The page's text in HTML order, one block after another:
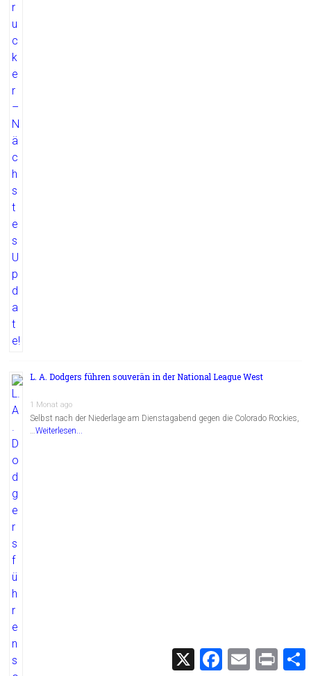
L. A. Dodgers führen souverän in der National League West
1 Monat ago
Selbst nach der Niederlage am Dienstagabend gegen die Colorado Rockies,
…Weiterlesen...
X
F
E
m
P